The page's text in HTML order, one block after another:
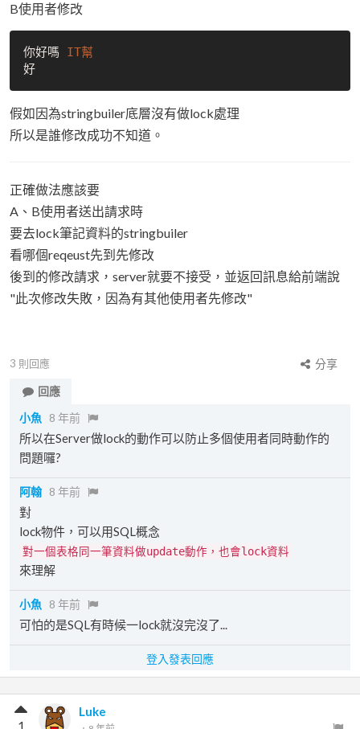
B使用者修改
你好嗎
IT幫
好
假如因為stringbuiler底層沒有做lock處理
所以是誰修改成功不知道。
正確做法應該要
A、B使用者送出請求時
要去lock筆記資料的stringbuiler
看哪個reqeust先到先修改
後到的修改請求，server就要不接受，並返回訊息給前端說
"此次修改失敗，因為有其他使用者先修改"
3 則回應
分享
回應
小魚
8 年前
所以在Server做lock的動作可以防止多個使用者同時動作的
問題囉?
阿翰 8 年前
對
lock物件，可以用SQL概念
對一個表格同一筆資料做update動作，也會lock資料
來理解
小魚 8 年前
可怕的是SQL有時候一lock就沒完沒了...
登入發表回應
Luke
1